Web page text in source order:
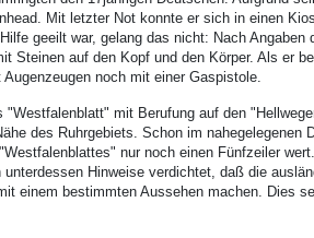
Start
Ostpreußen
Pommern
Brandenburg
und Westpreußen
Bücher
Mit letzter Not konnte er sich in einen
geeilt war, gelang das nicht: Nach Angaben
Steinen auf den Kopf und den Körper. Als er
noch mit einer Gaspistole.
"Westfalenblatt" mit Berufung auf den
des Ruhrgebiets. Schon im nahegelegenen
nur noch einen Fünfzeiler
Hinweise verdichtet, daß die
einem bestimmten Aussehen machen. Dies